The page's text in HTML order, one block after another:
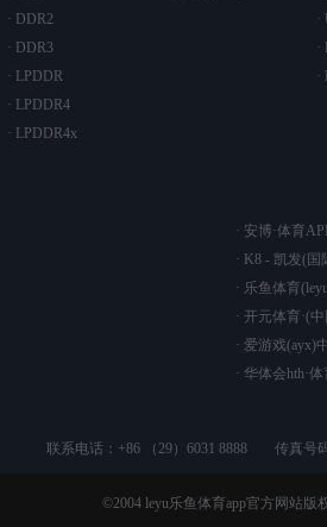
· DDR2
· DDR3
· LPDDR
· LPDDR4
· LPDDR4x
· 安博·体育
· K8 - 凯发(
· 乐鱼体育
· 开元体育·(
· 爱游戏(ayx)
· 华体会hth·
联系电话：+86 （29）6031 8888 传真号
©2004 leyu乐鱼体育app官方网站版